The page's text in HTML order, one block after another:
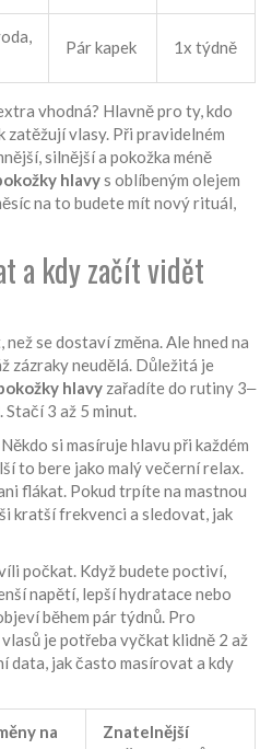
Pár kapek 1x týdně
vhodná? Hlavně pro ty, kdo
vlasy. Při pravidelném
silnější a pokožka méně
hlavys oblíbeným olejem
na to budete mít nový rituál,
a kdy začít vidět
se dostaví změna. Ale hned na
zázraky neudělá. Důležitá je
hlavy zařadíte do rutiny 3‒
Stačí 3 až 5 minut.
si masíruje hlavu při každém
to bere jako malý večerní relax.
flákat. Pokud trpíte na mastnou
kratší frekvenci a sledovat, jak
počkat. Když budete poctiví,
napětí, lepší hydratace nebo
během pár týdnů. Pro
je potřeba vyčkat klidně 2 až
data, jak často masírovat a kdy
na
Znatelnější